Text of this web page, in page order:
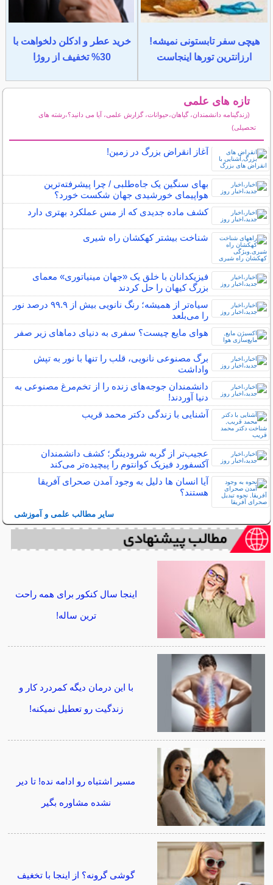
هیچی سفر تابستونی نمیشه!
ارزانترین تورها اینجاست
خرید عطر و ادکلن دلخواهت با
30% تخفیف از روژا
تازه های علمی
(زندگینامه دانشمندان، گیاهان،حیوانات، گزارش علمی، آیا می دانید؟،رشته های
تحصیلی)
آغاز انقراض بزرگ در زمین!
بهای سنگین یک جاه‌طلبی / چرا پیشرفته‌ترین
هواپیمای خورشیدی جهان شکست خورد؟
کشف ماده جدیدی که از مس عملکرد بهتری دارد
شناخت بیشتر کهکشان راه شیری
فیزیکدانان با خلق یک «جهان مینیاتوری» معمای
بزرگ کیهان را حل کردند
سیاه‌تر از همیشه؛ رنگ نانویی بیش از ۹۹.۹ درصد نور
را می‌بلعد
هوای مایع چیست؟ سفری به دنیای دماهای زیر صفر
برگ مصنوعی نانویی، قلب را تنها با نور به تپش
واداشت
دانشمندان جوجه‌های زنده را از تخم‌مرغ مصنوعی به
دنیا آوردند!
آشنایی با زندگی دکتر محمد قریب
عجیب‌تر از گربه شرودینگر؛ کشف دانشمندان
آکسفورد فیزیک کوانتوم را پیچیده‌تر می‌کند
آیا انسان ها دلیل به وجود آمدن صحرای آفریقا
هستند؟
سایر مطالب علمی و آموزشی
اینجا سال کنکور برای همه راحت
ترین ساله!
با این درمان دیگه کمردرد کار و
زندگیت رو تعطیل نمیکنه!
مسیر اشتباه رو ادامه نده! تا دیر
نشده مشاوره بگیر
گوشی گرونه؟ از اینجا با تخغیف